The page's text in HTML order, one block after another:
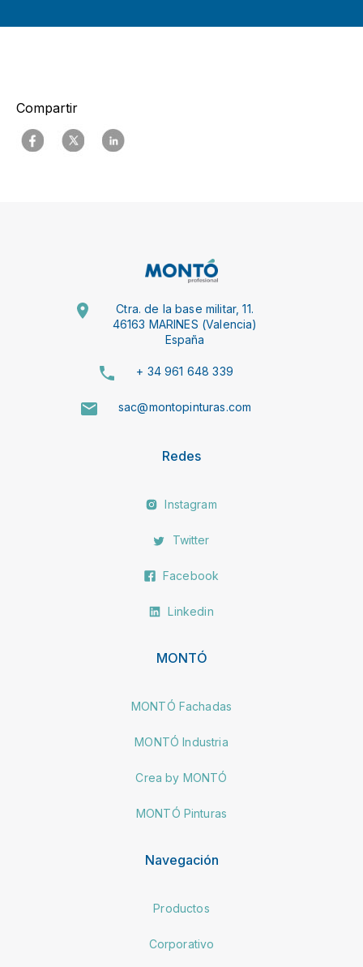
Compartir
Ctra. de la base militar, 11.
46163 MARINES (Valencia)
España
+ 34 961 648 339
sac@montopinturas.com
Redes
Instagram
Twitter
Facebook
Linkedin
MONTÓ
MONTÓ Fachadas
MONTÓ Industria
Crea by MONTÓ
MONTÓ Pinturas
Navegación
Productos
Corporativo